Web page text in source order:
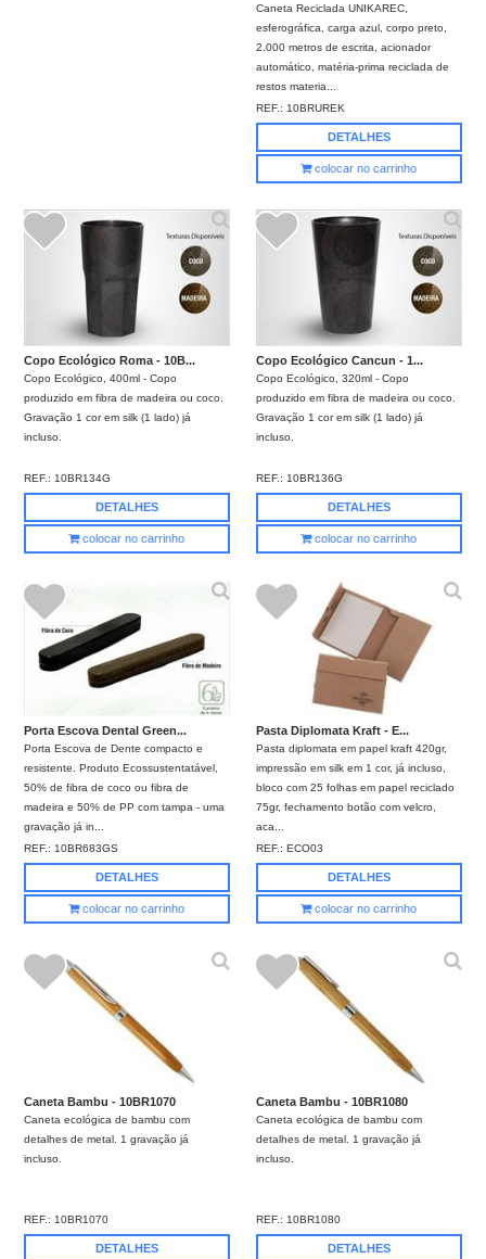
Caneta Reciclada UNIKAREC,
esferográfica, carga azul, corpo preto,
2.000 metros de escrita, acionador
automático, matéria-prima reciclada de
restos materia...
REF.: 10BRUREK
DETALHES
colocar no carrinho
Copo Ecológico Roma - 10B...
Copo Ecológico, 400ml - Copo
produzido em fibra de madeira ou coco.
Gravação 1 cor em silk (1 lado) já
incluso.
REF.:10BR134G
DETALHES
colocar no carrinho
Copo Ecológico Cancun - 1...
Copo Ecológico, 320ml - Copo
produzido em fibra de madeira ou coco.
Gravação 1 cor em silk (1 lado) já
incluso.
REF.:10BR136G
DETALHES
colocar no carrinho
Porta Escova Dental Green...
Porta Escova de Dente compacto e
resistente. Produto Ecossustentatável,
50% de fibra de coco ou fibra de
madeira e 50% de PP com tampa - uma
gravação já in...
REF.:10BR683GS
DETALHES
colocar no carrinho
Pasta Diplomata Kraft - E...
Pasta diplomata em papel kraft 420gr,
impressão em silk em 1 cor, já incluso,
bloco com 25 folhas em papel reciclado
75gr, fechamento botão com velcro,
aca...
REF.: ECO03
DETALHES
colocar no carrinho
Caneta Bambu - 10BR1070
Caneta ecológica de bambu com
detalhes de metal. 1 gravação já
incluso.
REF.: 10BR1070
DETALHES
Caneta Bambu - 10BR1080
Caneta ecológica de bambu com
detalhes de metal. 1 gravação já
incluso.
REF.: 10BR1080
DETALHES